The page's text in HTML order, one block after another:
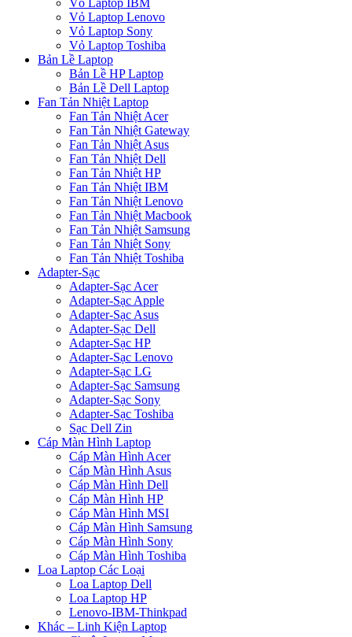
Vỏ Laptop IBM
Vỏ Laptop Lenovo
Vỏ Laptop Sony
Vỏ Laptop Toshiba
Bản Lề Laptop
Bản Lề HP Laptop
Bản Lề Dell Laptop
Fan Tản Nhiệt Laptop
Fan Tản Nhiệt Acer
Fan Tản Nhiệt Gateway
Fan Tản Nhiệt Asus
Fan Tản Nhiệt Dell
Fan Tản Nhiệt HP
Fan Tản Nhiệt IBM
Fan Tản Nhiệt Lenovo
Fan Tản Nhiệt Macbook
Fan Tản Nhiệt Samsung
Fan Tản Nhiệt Sony
Fan Tản Nhiệt Toshiba
Adapter-Sạc
Adapter-Sạc Acer
Adapter-Sạc Apple
Adapter-Sạc Asus
Adapter-Sạc Dell
Adapter-Sạc HP
Adapter-Sạc Lenovo
Adapter-Sạc LG
Adapter-Sạc Samsung
Adapter-Sạc Sony
Adapter-Sạc Toshiba
Sạc Dell Zin
Cáp Màn Hình Laptop
Cáp Màn Hình Acer
Cáp Màn Hình Asus
Cáp Màn Hình Dell
Cáp Màn Hình HP
Cáp Màn Hình MSI
Cáp Màn Hình Samsung
Cáp Màn Hình Sony
Cáp Màn Hình Toshiba
Loa Laptop Các Loại
Loa Laptop Dell
Loa Laptop HP
Lenovo-IBM-Thinkpad
Khác – Linh Kiện Laptop